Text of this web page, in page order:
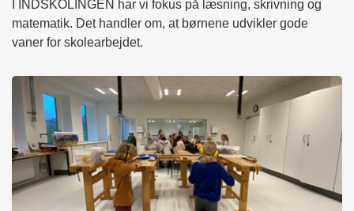
I INDSKOLINGEN har vi fokus på læsning, skrivning og
matematik. Det handler om, at børnene udvikler gode
vaner for skolearbejdet.